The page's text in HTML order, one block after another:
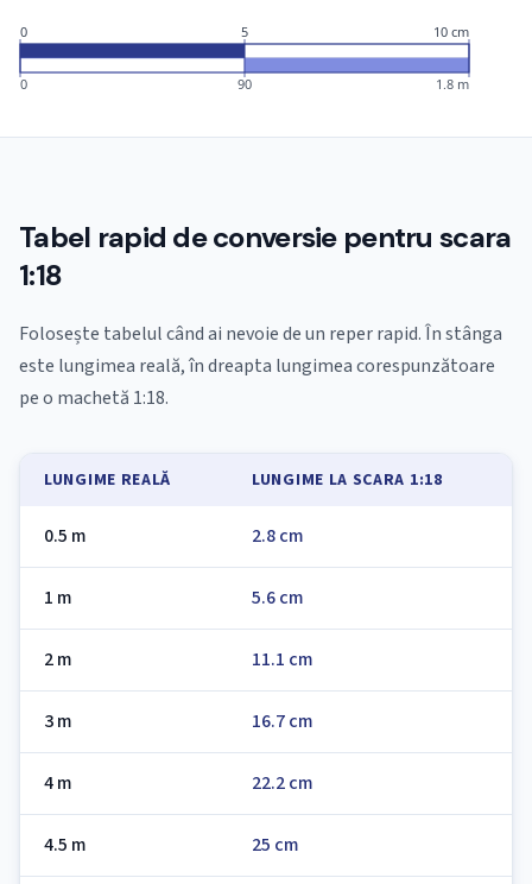
0
0
5
90
10 cm
1.8 m
Tabel rapid de conversie pentru scara
1:18
Folosește tabelul când ai nevoie de un reper rapid. În stânga
este lungimea reală, în dreapta lungimea corespunzătoare
pe o machetă 1:18.
LUNGIME REALĂ LUNGIME LA SCARA 1:18
0.5 m 2.8 cm
1 m 5.6 cm
2 m 11.1 cm
3 m 16.7 cm
4 m 22.2 cm
4.5 m 25 cm